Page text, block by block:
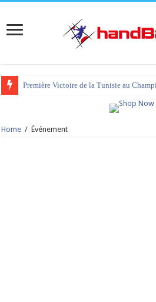
Première Victoire de la Tunisie au
Home / Événement